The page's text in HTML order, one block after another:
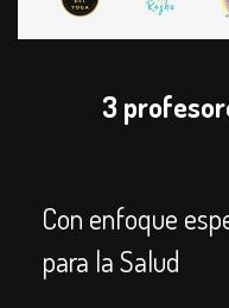
3
Con enfoque
para la Salud